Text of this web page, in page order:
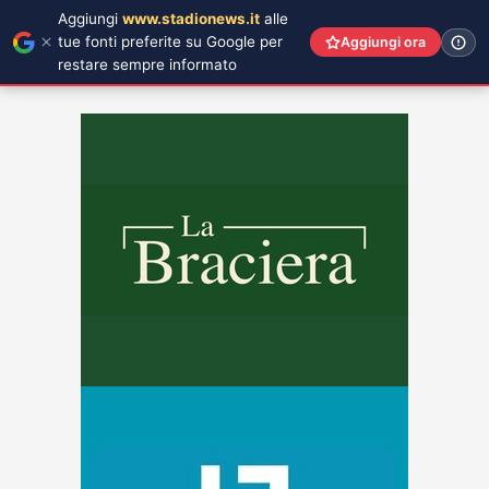
Aggiungi www.stadionews.it alle
tue fonti preferite su Google per
restare sempre informato
Aggiungi ora